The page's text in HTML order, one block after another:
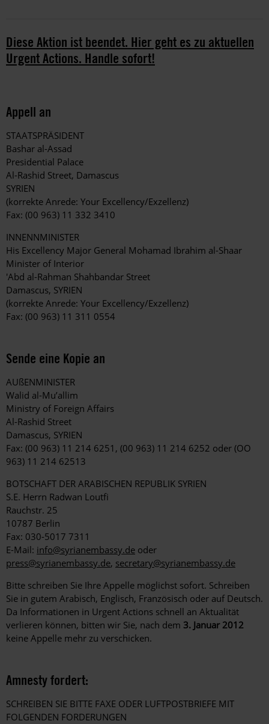
Diese Aktion ist beendet. Hier geht es zu aktuellen
Urgent Actions. Handle sofort!
Appell an
STAATSPRÄSIDENT
Bashar al-Assad
Presidential Palace
Al-Rashid Street, Damascus
SYRIEN
(korrekte Anrede: Your Excellency/Exzellenz)
Fax: (00 963) 11 332 3410
INNENNMINISTER
His Excellency Major General Mohamad Ibrahim al-Shaar
Minister of Interior
'Abd al-Rahman Shahbandar Street
Damascus, SYRIEN
(korrekte Anrede: Your Excellency/Exzellenz)
Fax: (00 963) 11 311 0554
Sende eine Kopie an
AUßENMINISTER
Walid al-Mu’allim
Ministry of Foreign Affairs
Al-Rashid Street
Damascus, SYRIEN
Fax: (00 963) 11 214 6251, (00 963) 11 214 6252 oder (OO
963) 11 214 62513
BOTSCHAFT DER ARABISCHEN REPUBLIK SYRIEN
S.E. Herrn Radwan Loutfi
Rauchstr. 25
10787 Berlin
Fax: 030-5017 7311
E-Mail: info@syrianembassy.de oder
press@syrianembassy.de, secretary@syrianembassy.de
Bitte schreiben Sie Ihre Appelle möglichst sofort. Schreiben
Sie in gutem Arabisch, Englisch, Französisch oder auf Deutsch.
Da Informationen in Urgent Actions schnell an Aktualität
verlieren können, bitten wir Sie, nach dem 3. Januar 2012
keine Appelle mehr zu verschicken.
Amnesty fordert:
SCHREIBEN SIE BITTE FAXE ODER LUFTPOSTBRIEFE MIT
FOLGENDEN FORDERUNGEN